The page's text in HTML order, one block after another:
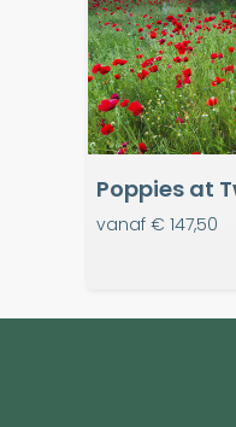
Poppies at
vanaf € 147,50